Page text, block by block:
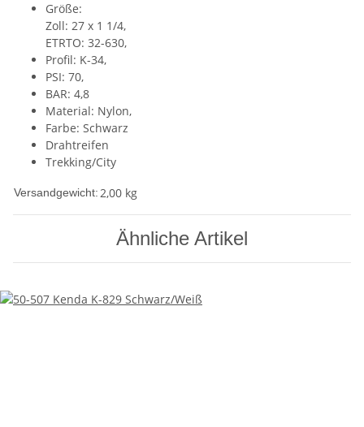
Größe:
Zoll: 27 x 1 1/4,
ETRTO: 32-630,
Profil: K-34,
PSI: 70,
BAR: 4,8
Material: Nylon,
Farbe: Schwarz
Drahtreifen
Trekking/City
Versandgewicht:2,00 kg
Ähnliche Artikel